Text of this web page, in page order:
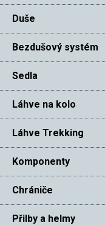
Duše
Bezdušový systém
Sedla
Láhve na kolo
Láhve Trekking
Komponenty
Chrániče
Přilby a helmy